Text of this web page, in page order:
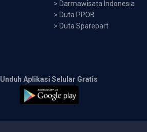
> Darmawisata Indonesia
> Duta PPOB
> Duta Sparepart
Unduh Aplikasi Selular Gratis